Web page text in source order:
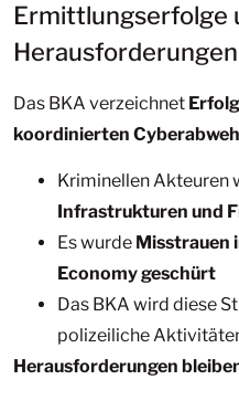
Ermittlungserfolge
Das BKA verzeichnet
koordinierten
Kriminellen Akteuren
Infrastrukturen und
Es wurde Misstrauen
Economy geschürt
Das BKA wird diese
polizeiliche
Herausforderungen